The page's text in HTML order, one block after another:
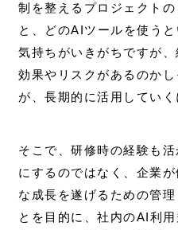
制を整えるプロジェクト
と、どのAIツールを使う
気持ちがいきがちですが
効果やリスクがあるのか
が、長期的に活用していく
そこで、研修時の経験も
にするのではなく、企業
な成長を遂げるための管
とを目的に、社内のAI利